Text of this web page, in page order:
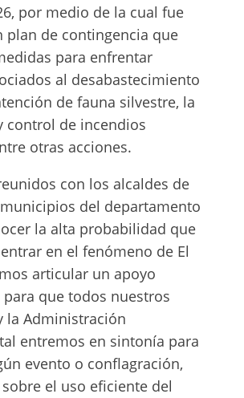
por medio de la cual fue
plan de contingencia que
para enfrentar
al desabastecimiento
de fauna silvestre, la
control de incendios
otras acciones.
con los alcaldes de
del departamento
la alta probabilidad que
en el fenómeno de El
articular un apoyo
que todos nuestros
la Administración
entremos en sintonía para
evento o conflagración,
el uso eficiente del